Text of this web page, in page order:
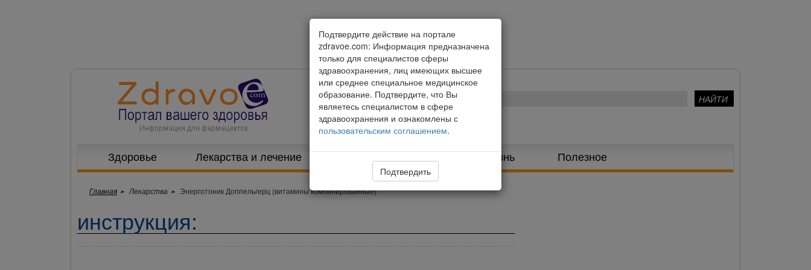
Здоровье Лекарства и лечение Питание и диета Здоровая жизнь Полезное
Главная Лекарства Энерготоник Доппельгерц (витамины комбинированные)
инструкция:
Подтвердите действие на портале
zdravoe.com: Информация предназначена
только для специалистов сферы
здравоохранения, лиц имеющих высшее
или среднее специальное медицинское
образование. Подтвердите, что Вы
являетесь специалистом в сфере
здравоохранения и ознакомлены с
пользовательским соглашением.
Подтвердить